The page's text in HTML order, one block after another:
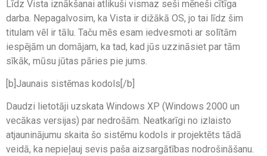
Līdz Vista iznākšanai atlikuši vismaz seši mēneši cītīga
darba. Nepagalvosim, ka Vista ir dižākā OS, jo tai līdz šim
titulam vēl ir tālu. Taču mēs esam iedvesmoti ar solītām
iespējām un domājam, ka tad, kad jūs uzzināsiet par tām
sīkāk, mūsu jūtas pāries pie jums.
[b]Jaunais sistēmas kodols[/b]
Daudzi lietotāji uzskata Windows XP (Windows 2000 un
vecākas versijas) par nedrošām. Neatkarīgi no izlaisto
atjauninājumu skaita šo sistēmu kodols ir projektēts tādā
veidā, ka nepieļauj sevis paša aizsargātības nodrošināšanu.